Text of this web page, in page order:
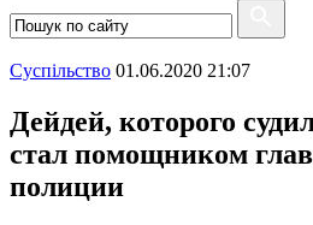
Суспiльство 01.06.2020 21:07
Дейдей, которого
стал помощником
полиции